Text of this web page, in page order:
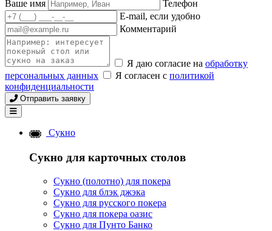
Ваше имя
Телефон
E-mail, если удобно
Комментарий
Я даю согласие на обработку
персональных данных
Я согласен с политикой
конфиденциальности
Отправить заявку
Сукно
Сукно для карточных столов
Сукно (полотно) для покера
Сукно для блэк джэка
Сукно для русского покера
Сукно для покера оазис
Сукно для Пунто Банко